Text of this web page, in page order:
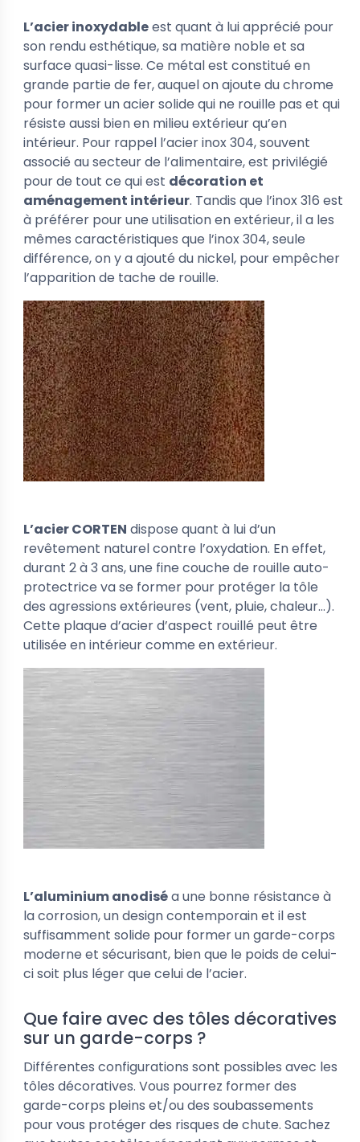
L’acier inoxydableest quant à lui apprécié pour
son rendu esthétique, sa matière noble et sa
surface quasi-lisse. Ce métal est constitué en
grande partie de fer, auquel on ajoute du chrome
pour former un acier solide qui ne rouille pas et qui
résiste aussi bien en milieu extérieur qu’en
intérieur. Pour rappel l’acier inox 304, souvent
associé au secteur de l’alimentaire, est privilégié
pour de tout ce qui est décoration et
aménagement intérieur. Tandis que l’inox 316 est
à préférer pour une utilisation en extérieur, il a les
mêmes caractéristiques que l’inox 304, seule
différence, on y a ajouté du nickel, pour empêcher
l’apparition de tache de rouille.
L’acier CORTEN dispose quant à lui d’un
revêtement naturel contre l’oxydation. En effet,
durant 2 à 3 ans, une fine couche de rouille auto-
protectrice va se former pour protéger la tôle
des agressions extérieures (vent, pluie, chaleur…).
Cette plaque d’acier d’aspect rouillé peut être
utilisée en intérieur comme en extérieur.
L’aluminium anodiséa une bonne résistance à
la corrosion, un design contemporain et il est
suffisamment solide pour former un garde-corps
moderne et sécurisant, bien que le poids de celui-
ci soit plus léger que celui de l’acier.
Que faire avec des tôles décoratives
sur un garde-corps ?
Différentes configurations sont possibles avec les
tôles décoratives. Vous pourrez former des
garde-corps pleins et/ou des soubassements
pour vous protéger des risques de chute. Sachez